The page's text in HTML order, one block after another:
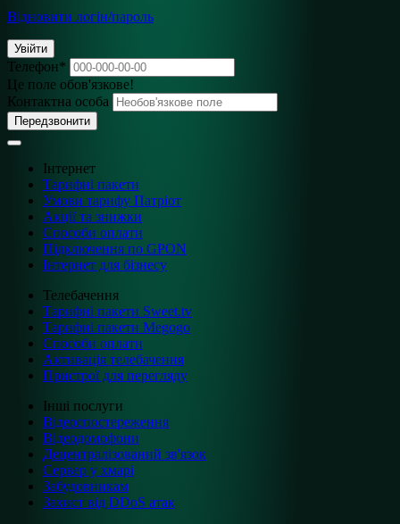
Відновити логін/пароль
Увійти
Телефон*
Це поле обов'язкове!
Контактна особа
Передзвонити
Інтернет
Тарифні пакети
Умови тарифу Патріот
Акції та знижки
Способи оплати
Підключення по GPON
Інтернет для бізнесу
Телебачення
Тарифні пакети Sweet.tv
Тарифні пакети Megogo
Способи оплати
Активація телебачення
Пристрої для перегляду
Інші послуги
Відеоспостереження
Відеодомофони
Децентралізований зв'язок
Сервер у хмарі
Забудовникам
Захист від DDoS атак